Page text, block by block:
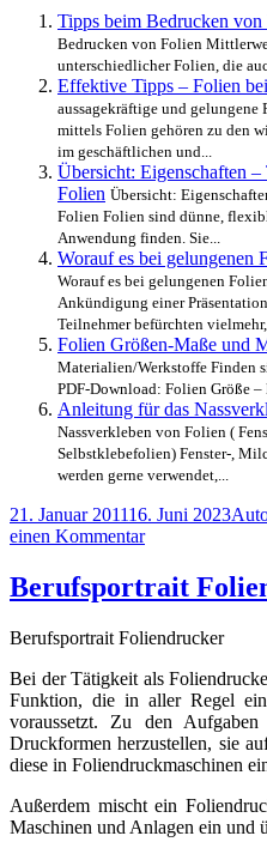
Tipps beim Bedrucken von
Bedrucken von Folien
unterschiedlicher Folien, die
Effektive Tipps – Folien
aussagekräftige und gelungene
mittels Folien gehören zu den
im geschäftlichen und...
Übersicht: Eigenschaften
Folien Übersicht:
Folien Folien sind dünne,
Anwendung finden. Sie...
Worauf es bei gelungenen
Worauf es bei gelungenen
Ankündigung einer
Teilnehmer befürchten
Folien Größen-Maße und
Materialien/Werkstoffe Finden
PDF-Download: Folien Größe
Anleitung für das
Nassverkleben von Folien (
Selbstklebefolien) Fenster-,
werden gerne verwendet,...
Veröffentlicht
am
21. Januar 201116. Juni 2023
einen Kommentarzu
Tabellen
und
Berufsportrait
Berufsportrait Foliendrucker
Bei der Tätigkeit als
Funktion, die in aller Regel
voraussetzt. Zu den
Druckformen herzustellen, sie
diese in Foliendruckmaschinen
Außerdem mischt ein
Maschinen und Anlagen ein und